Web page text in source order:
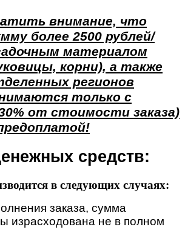
внимание, что
более 2500 рублей/
материалом
корни), а также
регионов
только с
от стоимости заказа)
средств:
в следующих случаях:
заказа, сумма
израсходована не в полном